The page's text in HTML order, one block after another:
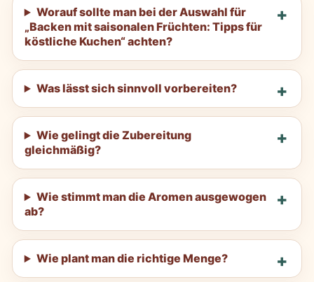
Worauf sollte man bei der Auswahl für
„Backen mit saisonalen Früchten: Tipps für
köstliche Kuchen“ achten?
Was lässt sich sinnvoll vorbereiten?
Wie gelingt die Zubereitung
gleichmäßig?
Wie stimmt man die Aromen ausgewogen
ab?
Wie plant man die richtige Menge?